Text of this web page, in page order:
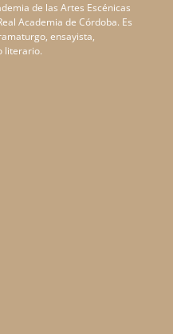
de las Artes Escénicas
Academia de Córdoba. Es
ensayista,
literario.